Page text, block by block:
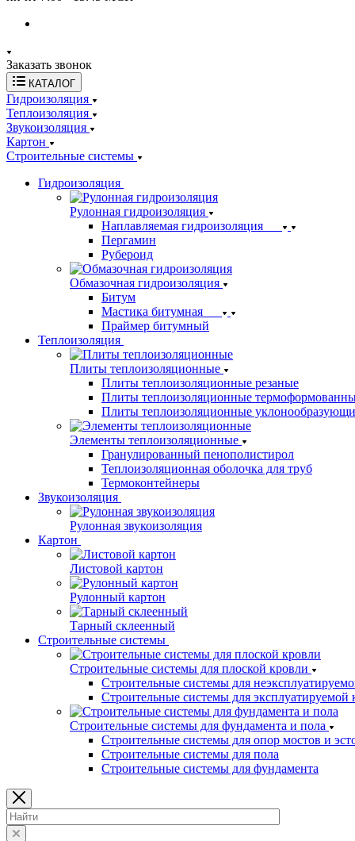
Заказать звонок
КАТАЛОГ
Гидроизоляция
Теплоизоляция
Звукоизоляция
Картон
Строительные системы
Гидроизоляция
Рулонная гидроизоляция
Наплавляемая гидроизоляция
Пергамин
Рубероид
Обмазочная гидроизоляция
Битум
Мастика битумная
Праймер битумный
Теплоизоляция
Плиты теплоизоляционные
Плиты теплоизоляционные резаные
Плиты теплоизоляционные
Плиты теплоизоляционные
Элементы теплоизоляционные
Гранулированный пенополистирол
Теплоизоляционная оболочка для труб
Термоконтейнеры
Звукоизоляция
Рулонная звукоизоляция
Картон
Листовой картон
Рулонный картон
Тарный склеенный
Строительные системы
Строительные системы для плоской кровли
Строительные системы для
Строительные системы для эксплуатируемой
Строительные системы для фундамента и пола
Строительные системы для опор мостов и
Строительные системы для пола
Строительные системы для фундамента